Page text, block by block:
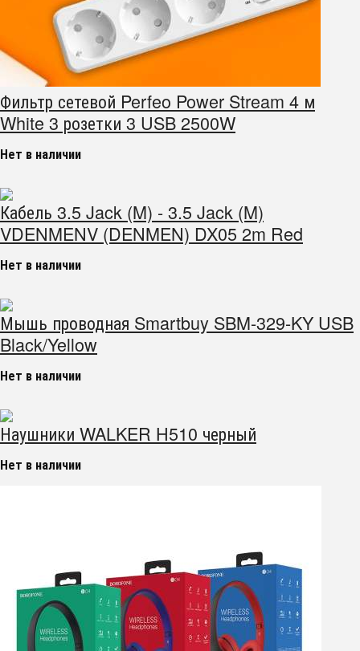
Фильтр сетевой Perfeo Power Stream 4 м
White 3 розетки 3 USB 2500W
Нет в наличии
Кабель 3.5 Jack (M) - 3.5 Jack (M)
VDENMENV (DENMEN) DX05 2m Red
Нет в наличии
Мышь проводная Smartbuy SBM-329-KY USB
Black/Yellow
Нет в наличии
Наушники WALKER H510 черный
Нет в наличии